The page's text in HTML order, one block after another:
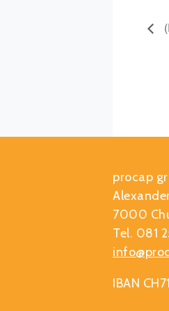
procap
7000
Tel. 081
IBAN